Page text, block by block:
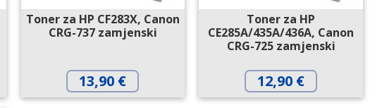
Toner za HP CF283X, Canon
CRG-737 zamjenski
13,90 €
Toner za HP
CE285A/435A/436A, Canon
CRG-725 zamjenski
12,90 €